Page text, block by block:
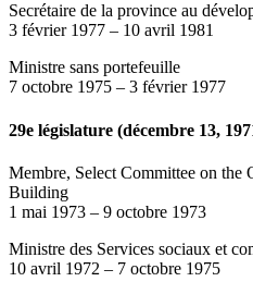
Secrétaire de la province au
3 février 1977 – 10 avril 1981
Ministre sans portefeuille
7 octobre 1975 – 3 février 1977
29e législature (décembre 13,
Membre, Select Committee on
Building
1 mai 1973 – 9 octobre 1973
Ministre des Services sociaux et
10 avril 1972 – 7 octobre 1975